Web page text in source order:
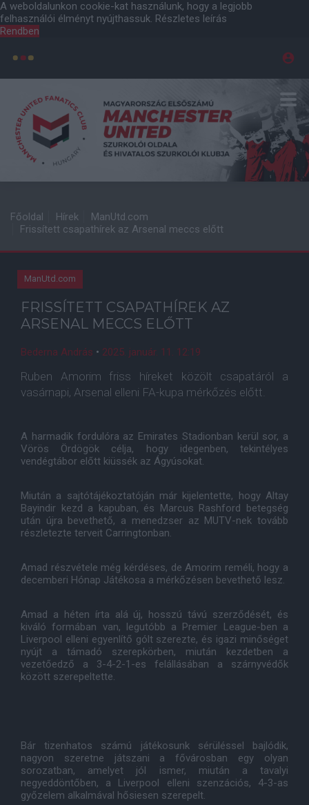
A weboldalunkon cookie-kat használunk, hogy a legjobb
felhasználói élményt nyújthassuk. Részletes leírás
Rendben
Főoldal Hírek
ManUtd.com
Frissített csapathírek az Arsenal meccs előtt
ManUtd.com
FRISSÍTETT CSAPATHÍREK AZ
ARSENAL MECCS ELŐTT
Bederna András • 2025. január. 11. 12:19
Ruben Amorim friss híreket közölt csapatáról a
vasárnapi, Arsenal elleni FA-kupa mérkőzés előtt.
A harmadik fordulóra az Emirates Stadionban kerül sor, a
Vörös Ördögök célja, hogy idegenben, tekintélyes
vendégtábor előtt kiüssék az Ágyúsokat.
Miután a sajtótájékoztatóján már kijelentette, hogy Altay
Bayindir kezd a kapuban, és Marcus Rashford betegség
után újra bevethető, a menedzser az MUTV-nek tovább
részletezte terveit Carringtonban.
Amad részvétele még kérdéses, de Amorim reméli, hogy a
decemberi Hónap Játékosa a mérkőzésen bevethető lesz.
Amad a héten írta alá új, hosszú távú szerződését, és
kiváló formában van, legutóbb a Premier League-ben a
Liverpool elleni egyenlítő gólt szerezte, és igazi minőséget
nyújt a támadó szerepkörben, miután kezdetben a
vezetőedző a 3-4-2-1-es felállásában a szárnyvédők
között szerepeltette.
Bár tizenhatos számú játékosunk sérüléssel bajlódik,
nagyon szeretne játszani a fővárosban egy olyan
sorozatban, amelyet jól ismer, miután a tavalyi
negyeddöntőben, a Liverpool elleni szenzációs, 4-3-as
győzelem alkalmával hősiesen szerepelt.